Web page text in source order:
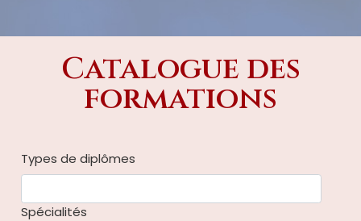
Catalogue des
formations
Types de diplômes
Spécialités